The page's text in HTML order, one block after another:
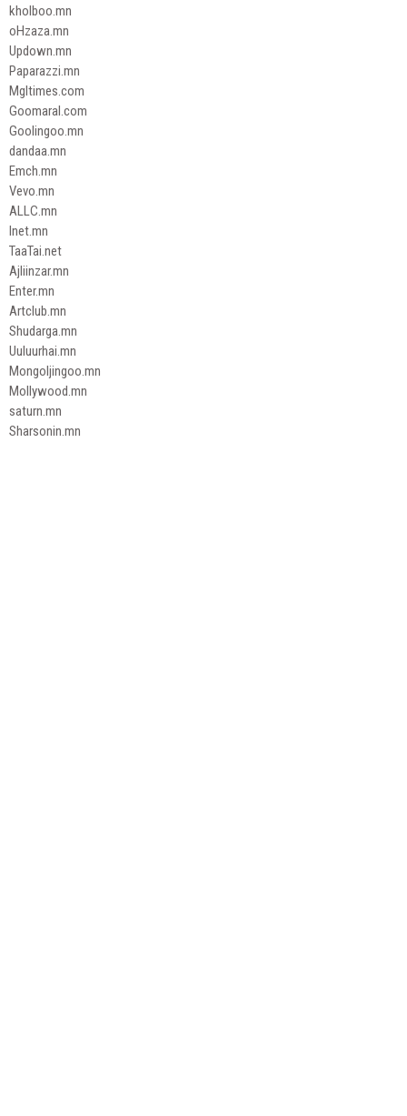
kholboo.mn
oHzaza.mn
Updown.mn
Paparazzi.mn
Mgltimes.com
Goomaral.com
Goolingoo.mn
dandaa.mn
Emch.mn
Vevo.mn
ALLC.mn
Inet.mn
TaaTai.net
Ajliinzar.mn
Enter.mn
Artclub.mn
Shudarga.mn
Uuluurhai.mn
Mongoljingoo.mn
Mollywood.mn
saturn.mn
Sharsonin.mn